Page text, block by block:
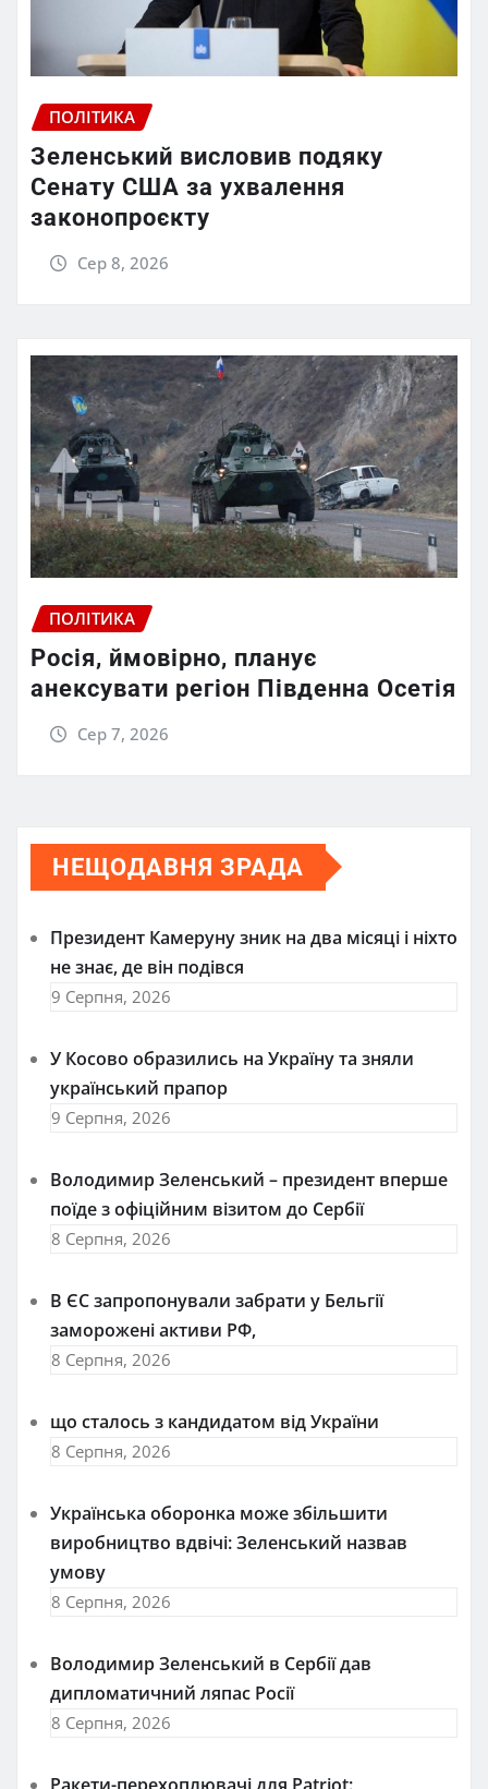
ПОЛІТИКА
Зеленський висловив подяку
Сенату США за ухвалення
законопроєкту
Сер 8, 2026
ПОЛІТИКА
Росія, ймовірно, планує
анексувати регіон Південна Осетія
Сер 7, 2026
НЕЩОДАВНЯ ЗРАДА
Президент Камеруну зник на два місяці і ніхто
не знає, де він подівся
9 Серпня, 2026
У Косово образились на Україну та зняли
український прапор
9 Серпня, 2026
Володимир Зеленський – президент вперше
поїде з офіційним візитом до Сербії
8 Серпня, 2026
В ЄС запропонували забрати у Бельгії
заморожені активи РФ,
8 Серпня, 2026
що сталось з кандидатом від України
8 Серпня, 2026
Українська оборонка може збільшити
виробництво вдвічі: Зеленський назвав
умову
8 Серпня, 2026
Володимир Зеленський в Сербії дав
дипломатичний ляпас Росії
8 Серпня, 2026
Ракети-перехоплювачі для Patriot: